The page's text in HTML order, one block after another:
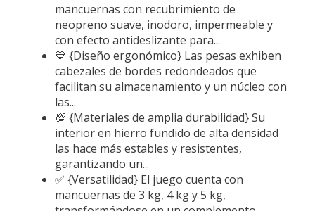
mancuernas con recubrimiento de
neopreno suave, inodoro, impermeable y
con efecto antideslizante para...
💙 {Diseño ergonómico} Las pesas exhiben
cabezales de bordes redondeados que
facilitan su almacenamiento y un núcleo con
las...
💯 {Materiales de amplia durabilidad} Su
interior en hierro fundido de alta densidad
las hace más estables y resistentes,
garantizando un...
✅ {Versatilidad} El juego cuenta con
mancuernas de 3 kg, 4 kg y 5 kg,